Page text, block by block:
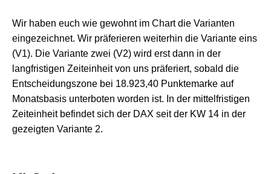
Wir haben euch wie gewohnt im Chart die Varianten
eingezeichnet. Wir präferieren weiterhin die Variante eins
(V1). Die Variante zwei (V2) wird erst dann in der
langfristigen Zeiteinheit von uns präferiert, sobald die
Entscheidungszone bei 18.923,40 Punktemarke auf
Monatsbasis unterboten worden ist. In der mittelfristigen
Zeiteinheit befindet sich der DAX seit der KW 14 in der
gezeigten Variante 2.